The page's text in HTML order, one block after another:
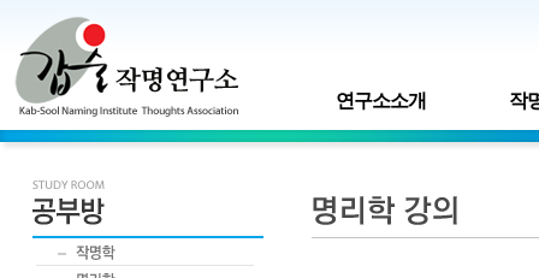
연구소소개 작